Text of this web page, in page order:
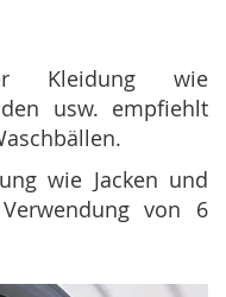
Kleidung wie
usw. empfiehlt
wie Jacken und
von 6